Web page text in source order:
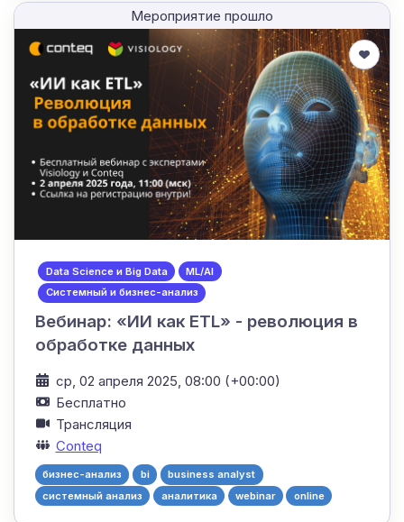
Мероприятие прошло
Data Science и Big Data
ML/AI
Системный и бизнес-анализ
Вебинар: «ИИ как ETL» - революция в
обработке данных
ср, 02 апреля 2025, 08:00 (+00:00)
Бесплатно
Трансляция
Conteq
бизнес-анализ bi
business analyst
системный анализ
аналитика webinar online